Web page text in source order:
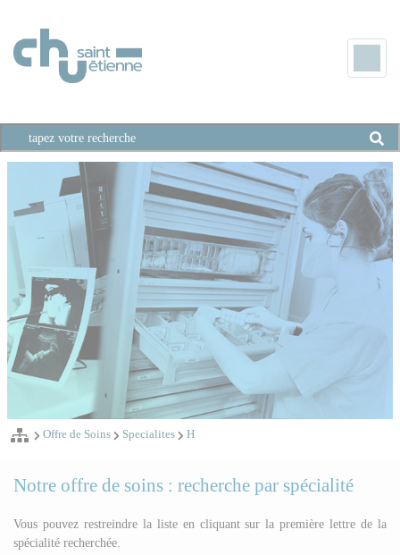
Offre de Soins Specialites H
Notre offre de soins : recherche par spécialité
Vous pouvez restreindre la liste en cliquant sur la première lettre de la
spécialité recherchée.